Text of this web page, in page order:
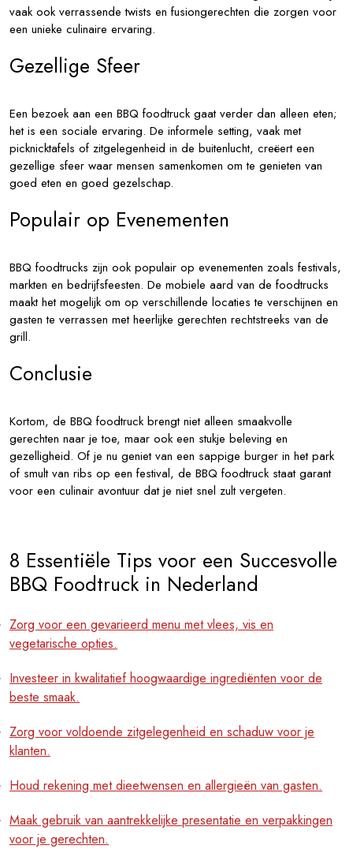
vaak ook verrassende twists en fusiongerechten die zorgen voor
een unieke culinaire ervaring.
Gezellige Sfeer
Een bezoek aan een BBQ foodtruck gaat verder dan alleen eten;
het is een sociale ervaring. De informele setting, vaak met
picknicktafels of zitgelegenheid in de buitenlucht, creëert een
gezellige sfeer waar mensen samenkomen om te genieten van
goed eten en goed gezelschap.
Populair op Evenementen
BBQ foodtrucks zijn ook populair op evenementen zoals festivals,
markten en bedrijfsfeesten. De mobiele aard van de foodtrucks
maakt het mogelijk om op verschillende locaties te verschijnen en
gasten te verrassen met heerlijke gerechten rechtstreeks van de
grill.
Conclusie
Kortom, de BBQ foodtruck brengt niet alleen smaakvolle
gerechten naar je toe, maar ook een stukje beleving en
gezelligheid. Of je nu geniet van een sappige burger in het park
of smult van ribs op een festival, de BBQ foodtruck staat garant
voor een culinair avontuur dat je niet snel zult vergeten.
8 Essentiële Tips voor een Succesvolle
BBQ Foodtruck in Nederland
Zorg voor een gevarieerd menu met vlees, vis en
vegetarische opties.
Investeer in kwalitatief hoogwaardige ingrediënten voor de
beste smaak.
Zorg voor voldoende zitgelegenheid en schaduw voor je
klanten.
Houd rekening met dieetwensen en allergieën van gasten.
Maak gebruik van aantrekkelijke presentatie en verpakkingen
voor je gerechten.